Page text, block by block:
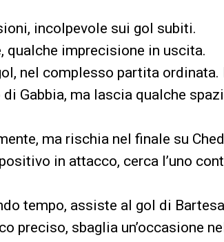
incolpevole sui gol subiti.
qualche imprecisione in uscita.
nel complesso partita ordinata.
Gabbia, ma lascia qualche
ma rischia nel finale su
in attacco, cerca l’uno
tempo, assiste al gol di
preciso, sbaglia un’occasione